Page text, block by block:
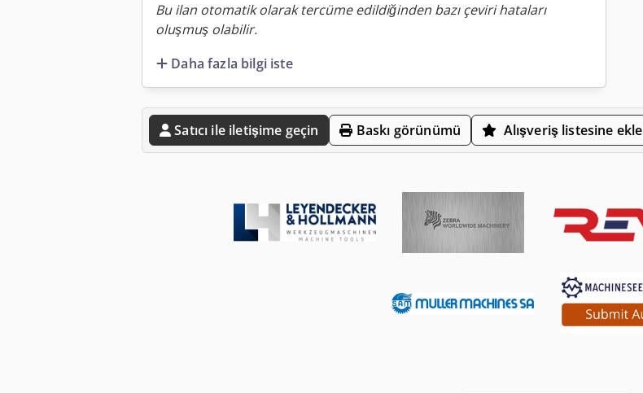
Bu ilan otomatik olarak tercüme edildiğinden bazı çeviri hataları
oluşmuş olabilir.
Daha fazla bilgi iste
Satıcı ile iletişime geçin Baskı görünümü Alışveriş listesine ekle